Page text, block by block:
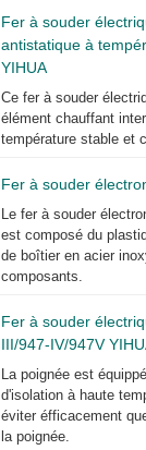
Fer à souder
antistatique à
YIHUA
Ce fer à souder
élément chauffant
température stable et
Fer à souder
Le fer à souder
est composé du
de boîtier en acier
composants.
Fer à souder
III/947-IV/947V
La poignée est
d'isolation à haute
éviter éfficacement
la poignée.